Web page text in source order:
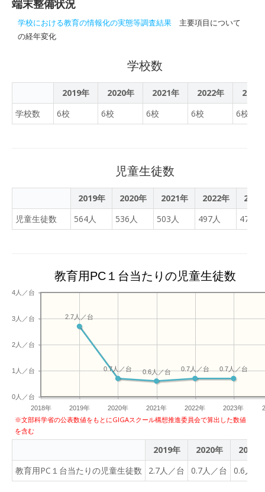
オンラインでつながり、英
街並みをバーチャルで散策
な体験も。―― 中泊町教育
委員会では、町内のすべて
の小中学校を対象に、イン
した。 町内のこどもたちに
会」が開かれています。 中
泊町がこのような挑戦を始
めた理由とは。教育委員会
手教科克服対策も実施しま
化し、児童・生徒一人ひと
りに合わせた学習を提供し
ます。 勉強で気になるとこ
ろや、受験の悩みなどいつ
でもご相談ください。 随時
す！
学校６校に端末を導入しま
端末整備状況
学校における教育の情報化の実態等調査結果 主要項目について
の経年変化
学校数
2019年 2020年 2021年 2022年
2023
学校数
6校 6校 6校 6校 6校
児童生徒数
2019年 2020年 2021年 2022年
2023
児童生徒数
564人 536人 503人 497人 473人
教育用PC１台当たりの児童生徒数
2018年 2019年 2020年 2021年 2022年 2023年
0人／台
1人／台
2人／台
3人／台
4人／台
0.7人／台
0.7人／台
0.6人／台
0.7人／台
2.7人／台
※文部科学省の公表数値をもとにGIGAスクール構想推進委員会で算出した数値
を含む
2019年 2020年
2021年
教育用PC１台当たりの児童生徒数
2.7人／台 0.7人／台 0.6人／